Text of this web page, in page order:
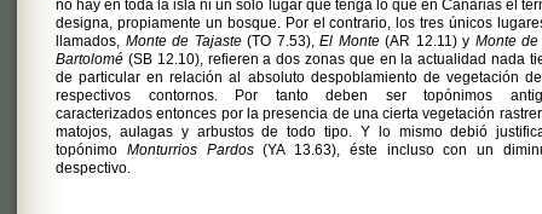
no hay en toda la isla ni un solo lugar que tenga lo que en Canarias el
designa, propiamente un bosque. Por el contrario, los tres únicos
llamados, Monte de Tajaste(TO 7.53),El Monte(AR 12.11) y Monte
Bartolomé (SB 12.10), refieren a dos zonas que en la actualidad nada
de particular en relación al absoluto despoblamiento de vegetación
respectivos contornos. Por tanto deben ser topónimos
caracterizados entonces por la presencia de una cierta vegetación
matojos, aulagas y arbustos de todo tipo. Y lo mismo debió
topónimo Monturrios Pardos(YA 13.63), éste incluso con un
despectivo.